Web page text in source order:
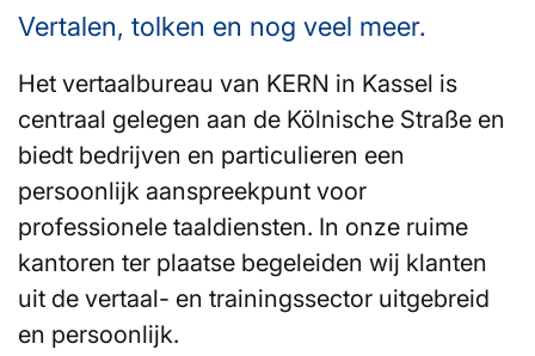
Vertalen, tolken en nog veel meer.
Het vertaalbureau van KERN in Kassel is
centraal gelegen aan de Kölnische Straße en
biedt bedrijven en particulieren een
persoonlijk aanspreekpunt voor
professionele taaldiensten. In onze ruime
kantoren ter plaatse begeleiden wij klanten
uit de vertaal- en trainingssector uitgebreid
en persoonlijk.